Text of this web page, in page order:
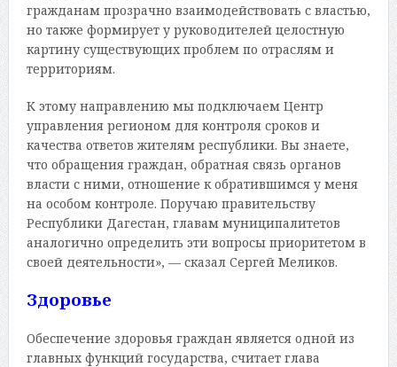
гражданам прозрачно взаимодействовать с властью,
но также формирует у руководителей целостную
картину существующих проблем по отраслям и
территориям.
К этому направлению мы подключаем Центр
управления регионом для контроля сроков и
качества ответов жителям республики. Вы знаете,
что обращения граждан, обратная связь органов
власти с ними, отношение к обратившимся у меня
на особом контроле. Поручаю правительству
Республики Дагестан, главам муниципалитетов
аналогично определить эти вопросы приоритетом в
своей деятельности», — сказал Сергей Меликов.
Здоровье
Обеспечение здоровья граждан является одной из
главных функций государства, считает глава